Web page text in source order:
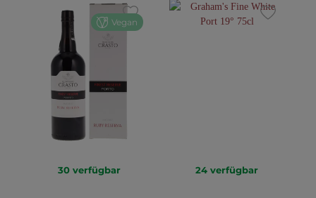
Vegan
30 verfügbar 24 verfügbar